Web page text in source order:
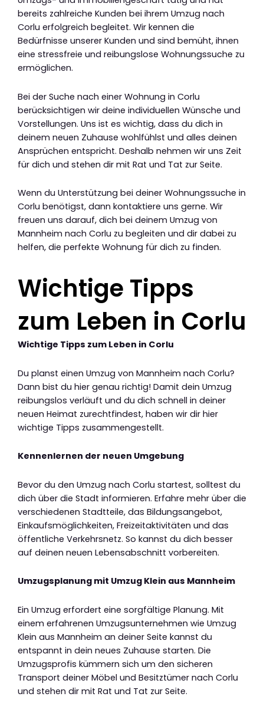
bereits zahlreiche Kunden bei ihrem Umzug nach
Corlu erfolgreich begleitet. Wir kennen die
Bedürfnisse unserer Kunden und sind bemüht, ihnen
eine stressfreie und reibungslose Wohnungssuche zu
ermöglichen.
Bei der Suche nach einer Wohnung in Corlu
berücksichtigen wir deine individuellen Wünsche und
Vorstellungen. Uns ist es wichtig, dass du dich in
deinem neuen Zuhause wohlfühlst und alles deinen
Ansprüchen entspricht. Deshalb nehmen wir uns Zeit
für dich und stehen dir mit Rat und Tat zur Seite.
Wenn du Unterstützung bei deiner Wohnungssuche in
Corlu benötigst, dann kontaktiere uns gerne. Wir
freuen uns darauf, dich bei deinem Umzug von
Mannheim nach Corlu zu begleiten und dir dabei zu
helfen, die perfekte Wohnung für dich zu finden.
Wichtige Tipps
zum Leben in Corlu
Wichtige Tipps zum Leben in Corlu
Du planst einen Umzug von Mannheim nach Corlu?
Dann bist du hier genau richtig! Damit dein Umzug
reibungslos verläuft und du dich schnell in deiner
neuen Heimat zurechtfindest, haben wir dir hier
wichtige Tipps zusammengestellt.
Kennenlernen der neuen Umgebung
Bevor du den Umzug nach Corlu startest, solltest du
dich über die Stadt informieren. Erfahre mehr über die
verschiedenen Stadtteile, das Bildungsangebot,
Einkaufsmöglichkeiten, Freizeitaktivitäten und das
öffentliche Verkehrsnetz. So kannst du dich besser
auf deinen neuen Lebensabschnitt vorbereiten.
Umzugsplanung mit Umzug Klein aus Mannheim
Ein Umzug erfordert eine sorgfältige Planung. Mit
einem erfahrenen Umzugsunternehmen wie Umzug
Klein aus Mannheim an deiner Seite kannst du
entspannt in dein neues Zuhause starten. Die
Umzugsprofis kümmern sich um den sicheren
Transport deiner Möbel und Besitztümer nach Corlu
und stehen dir mit Rat und Tat zur Seite.